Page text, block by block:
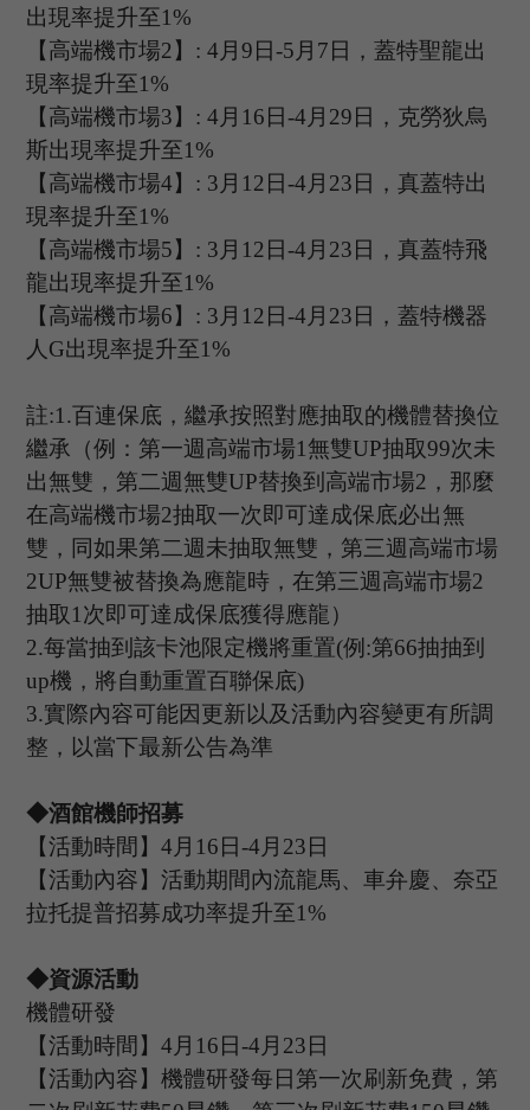
出現率提升至1%
【高端機市場2】 : 4月9 日-5月 7 日，蓋特聖龍出
現率提升至1%
【高端機市場3】 : 4月 16 日-4月 29 日 ， 克勞狄烏
斯出現率提升至1%
【高端機市場4】 : 3月 12 日-4月 23 日，真蓋特出
現率提升至1%
【高端機市場5】 : 3月 12 日-4月 23 日，真蓋特飛
龍出現率提升至1%
【高端機市場6】 : 3月 12 日-4月 23 日，蓋特機器
人G出現率提升至1%
註:1.百連保底，繼承按照對應抽取的機體替換位
繼承（例：第一週高端市場1無雙UP抽取99次未
出無雙，第二週無雙UP替換到高端市場2 ，那麼
在高端機市場2抽取一次即可達成保底必出無
雙，同如果第二週未抽取無雙，第三週高端市場
2UP無雙被替換為應龍時，在第三週高端市場2
抽取 1次即可達成保底獲得應龍）
2.每當抽到該卡池限定機將重置(例 :第66抽抽到
up機，將自動重置百聯保底)
3.實際內容可能因更新以及活動內容變更有所調
整，以當下最新公告為準
◆酒館機師招募
【活動時間】4月 16 日-4月 23 日
【活動內容】活動期間內流龍馬、車弁慶、奈亞
拉托提普招募成功率提升至1%
◆資源活動
機體研發
【活動時間】4月 16 日-4月 23 日
【活動內容】機體研發每日第一次刷新免費，第